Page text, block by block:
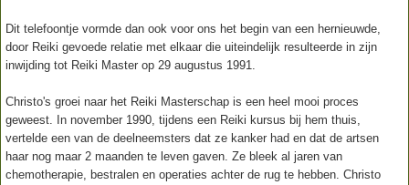
Dit telefoontje vormde dan ook voor ons het begin van een hernieuwde,
door Reiki gevoede relatie met elkaar die uiteindelijk resulteerde in zijn
inwijding tot Reiki Master op 29 augustus 1991.
Christo's groei naar het Reiki Masterschap is een heel mooi proces
geweest. In november 1990, tijdens een Reiki kursus bij hem thuis,
vertelde een van de deelneemsters dat ze kanker had en dat de artsen
haar nog maar 2 maanden te leven gaven. Ze bleek al jaren van
chemotherapie, bestralen en operaties achter de rug te hebben. Christo